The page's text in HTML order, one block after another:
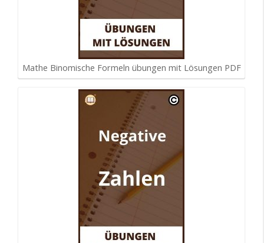
Mathe Binomische Formeln übungen mit Lösungen PDF